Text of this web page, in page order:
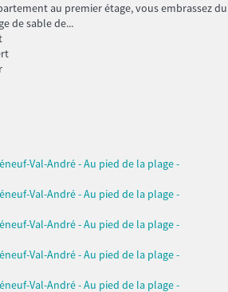
au premier étage, vous embrassez du
de sable de...